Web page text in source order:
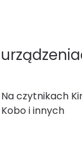
Na czytnikach
Kobo i innych